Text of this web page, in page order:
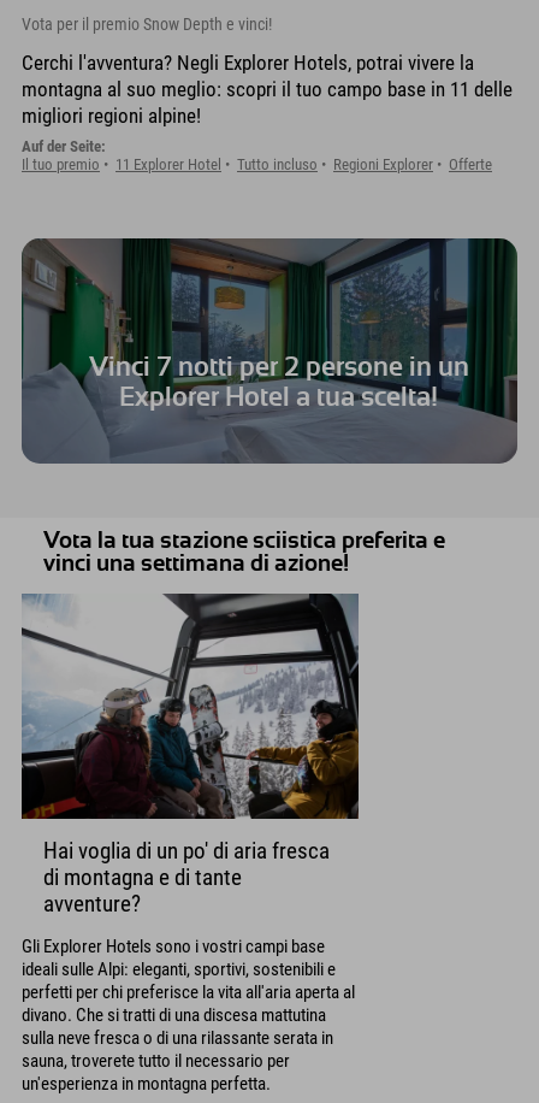
Vota per il premio Snow Depth e vinci!
Cerchi l'avventura? Negli Explorer Hotels, potrai vivere la
montagna al suo meglio: scopri il tuo campo base in 11 delle
migliori regioni alpine!
Auf der Seite:
Il tuo premio
11 Explorer Hotel Tutto incluso Regioni Explorer Offerte
Vinci 7 notti per 2 personein un
Explorer Hotel a tua scelta!
Vota la tua stazione sciistica preferita e
vinci una settimana di azione!
Hai voglia di un po' di aria fresca
di montagna e di tante
avventure?
Gli Explorer Hotels sono i vostri campi base
ideali sulle Alpi: eleganti, sportivi, sostenibili e
perfetti per chi preferisce la vita all'aria aperta al
divano. Che si tratti di una discesa mattutina
sulla neve fresca o di una rilassante serata in
sauna, troverete tutto il necessario per
un'esperienza in montagna perfetta.